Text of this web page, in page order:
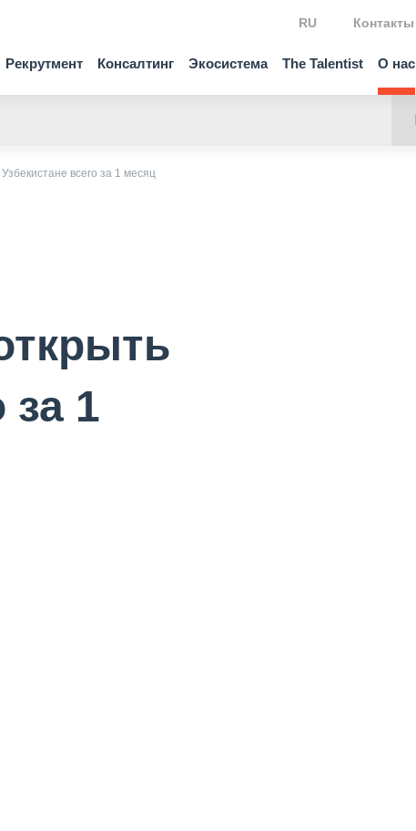
Рекрутмент Консалтинг Экосистема The Talentist О нас
RU Контакты
всего за 1 месяц
за 1